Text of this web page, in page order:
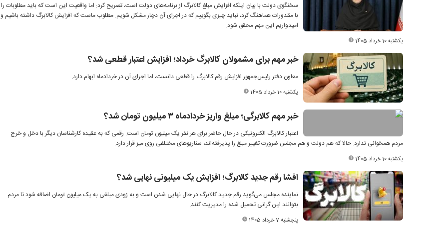
سخنگوی دولت با بیان اینکه افزایش مبلغ کالابرگ از برنامه‌های دولت است، تصریح کرد: اما واقعیت این است که باید مطلوبات را
با مقدورات هماهنگ کرد، نباید چیزی بگوییم که در اجرای آن دچار مشکل شویم. مطلوب ماست که افزایش کالابرگ داشته باشیم و
امیدواریم این مهم محقق شود.
یکشنبه 10 خرداد 1405
خبر مهم برای مشمولان کالابرگ خرداد؛ افزایش اعتبار قطعی شد؟
معاون دفتر رئیس‌جمهور افزایش رقم کالابرگ را قطعی دانست، اما اجرای آن در خردادماه ابهام دارد.
یکشنبه 10 خرداد 1405
خبر مهم کالابرگی؛ مبلغ واریز خردادماه ۳ میلیون تومان شد؟
اعتبار کالابرگ الکترونیکی در حال حاضر برای هر نفر یک میلیون تومان است. رقمی که به عقیده کارشناسان دیگر با دخل و خرج
مردم همخوانی ندارد. حالا که هم دولت و هم مجلس ضرورت تغییر مبلغ را پذیرفته‌اند، سناریوهای مختلفی روی میز قرار دارد.
یکشنبه 10 خرداد 1405
افشا رقم جدید کالابرگ؛ افزایش یک میلیونی نهایی شد؟
نماینده مجلس می‌گوید رقم جدید کالابرگ در حال نهایی شدن است و به زودی مبلغی به یک میلیون تومان اضافه شود تا مردم
بتوانند این گرانی تحمیل شده را مدیریت کنند.
پنجشنبه 7 خرداد 1405